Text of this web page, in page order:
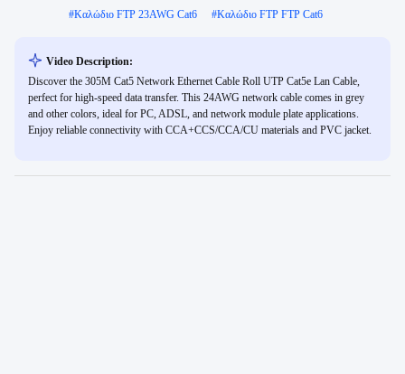
#Καλώδιο FTP 23AWG Cat6 #Καλώδιο FTP FTP Cat6
Video Description:
Discover the 305M Cat5 Network Ethernet Cable Roll UTP Cat5e Lan Cable,
perfect for high-speed data transfer. This 24AWG network cable comes in grey
and other colors, ideal for PC, ADSL, and network module plate applications.
Enjoy reliable connectivity with CCA+CCS/CCA/CU materials and PVC jacket.